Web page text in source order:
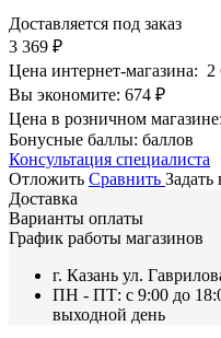
Доставляется под заказ
3 369 ₽
Цена интернет-магазина: 2
Вы экономите: 674 ₽
Цена в розничном магазине:
Бонусные баллы: баллов
Консультация специалиста
Отложить Сравнить Задать
Доставка
Варианты оплаты
График работы магазинов
г. Казань ул.
ПН - ПТ: с 9:00 до
выходной день